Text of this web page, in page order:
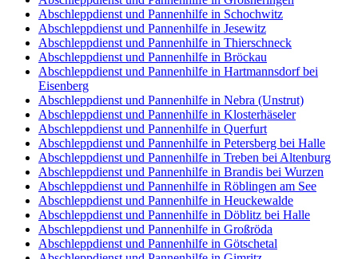
Abschleppdienst und Pannenhilfe in Schochwitz
Abschleppdienst und Pannenhilfe in Jesewitz
Abschleppdienst und Pannenhilfe in Thierschneck
Abschleppdienst und Pannenhilfe in Bröckau
Abschleppdienst und Pannenhilfe in Hartmannsdorf bei
Eisenberg
Abschleppdienst und Pannenhilfe in Nebra (Unstrut)
Abschleppdienst und Pannenhilfe in Klosterhäseler
Abschleppdienst und Pannenhilfe in Querfurt
Abschleppdienst und Pannenhilfe in Petersberg bei Halle
Abschleppdienst und Pannenhilfe in Treben bei Altenburg
Abschleppdienst und Pannenhilfe in Brandis bei Wurzen
Abschleppdienst und Pannenhilfe in Röblingen am See
Abschleppdienst und Pannenhilfe in Heuckewalde
Abschleppdienst und Pannenhilfe in Döblitz bei Halle
Abschleppdienst und Pannenhilfe in Großröda
Abschleppdienst und Pannenhilfe in Götschetal